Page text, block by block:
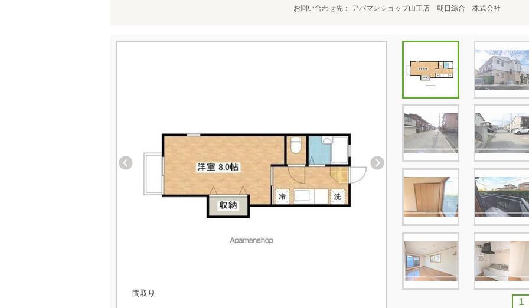
お問い合わせ先 アパマンショップ山王店 朝日綜合 株式会社
間取り
1